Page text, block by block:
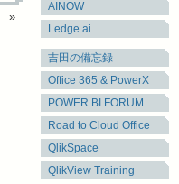
»
AINOW
Ledge.ai
吉田の備忘録
Office 365 & PowerX
POWER BI FORUM
Road to Cloud Office
QlikSpace
QlikView Training